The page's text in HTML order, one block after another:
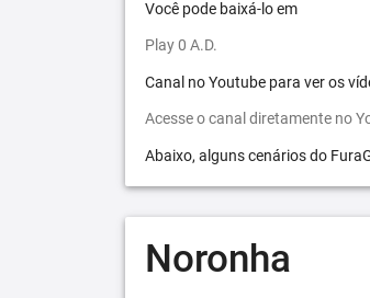
Você pode baixá-lo em
Play 0 A.D.
Canal no Youtube para ver os
Acesse o canal diretamente no
Abaixo, alguns cenários do
Noronha